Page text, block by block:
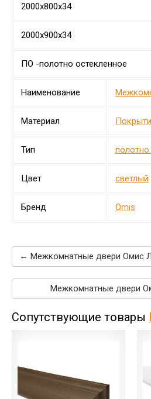
2000х800х34
2000х900х34
ПО -полотно остекленное
Наименование
Материал
Тип полотно
Цвет светлый
Бренд Omis
← Межкомнатные двери Омис
Межкомнатные двери
Сопутствующие товары